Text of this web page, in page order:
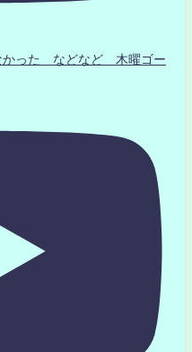
かった などなど 木曜ゴー